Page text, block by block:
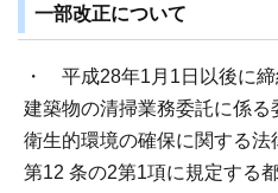
一部改正について
・ 平成28年1月1日以後に締
建築物の清掃業務委託に係
衛生的環境の確保に関する法
第12 条の2第1項に規定する